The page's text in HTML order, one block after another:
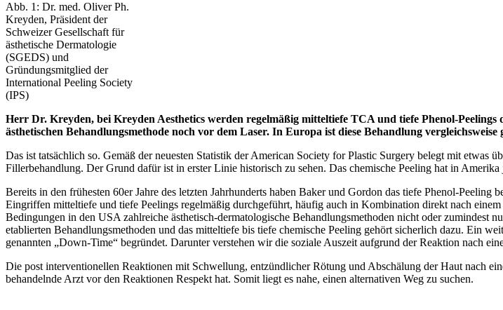
Abb. 1: Dr. med. Oliver Ph.
Kreyden, Präsident der
Schweizer Gesellschaft für
ästhetische Dermatologie
(SGEDS) und
Gründungsmitglied der
International Peeling Society
(IPS)
Herr Dr. Kreyden, bei Kreyden Aesthetics werden regelmäßig mitteltiefe TCA und tiefe Phenol-
ästhetischen Behandlungsmethode noch vor dem Laser. In Europa ist diese Behandlung vergleichsweise
Das ist tatsächlich so. Gemäß der neuesten Statistik der American Society for Plastic Surgery belegt mit
Fillerbehandlung. Der Grund dafür ist in erster Linie historisch zu sehen. Das chemische Peeling hat in Amerika
Bereits in den frühesten 60er Jahre des letzten Jahrhunderts haben Baker und Gordon das tiefe Phenol-
Eingriffen mitteltiefe und tiefe Peelings regelmäßig durchgeführt, häufig auch in Kombination direkt nach
Bedingungen in den USA zahlreiche ästhetisch-dermatologische Behandlungsmethoden nicht oder zumindest
etablierten Behandlungsmethoden und das mitteltiefe bis tiefe chemische Peeling gehört sicherlich dazu. Ein
genannten „Down-Time“ begründet. Darunter verstehen wir die soziale Auszeit aufgrund der Reaktion nach
Die post interventionellen Reaktionen mit Schwellung, entzündlicher Rötung und Abschälung der Haut nach
behandelnde Arzt vor den Reaktionen Respekt hat. Somit liegt es nahe, einen alternativen Weg zu suchen.